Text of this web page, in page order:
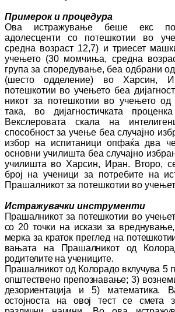
Примерок и процедура
Ова истражување беше екс
адолесценти со потешкотии во
средна возраст 12,7) и трие­сет
учењето (30 момчиња, средна
група за споредување, беа одбрани
(шесто одделение) во Хар­син,
потешкотии во уче­ње­то беа
ни­кот за потешкотии во учењето
така, во дијагностичката
Векслеровата скала на
способност за учење беа случајно
избор на испитаници опфаќа два
основни училишта беа слу­чај­но
училишта во Хар­син, Иран. Второ,
број на ученици за потребите на
Прашалникот за потешкотии во
Истражувачки инструменти
Прашалникот за потешкотии во
со 20 точки на искази за вред­ну­вање
мерка за кра­ток преглед на
вањата на Прашалникот од
родителите на учениците.
Пра­­­­­ша­л­­­­н­икот од Колорадо вклучува 5
општествено пре­поз­на­ва­ње; 3)
де­зо­риен­тација и 5) математика.
остојноста на овој тест се смета